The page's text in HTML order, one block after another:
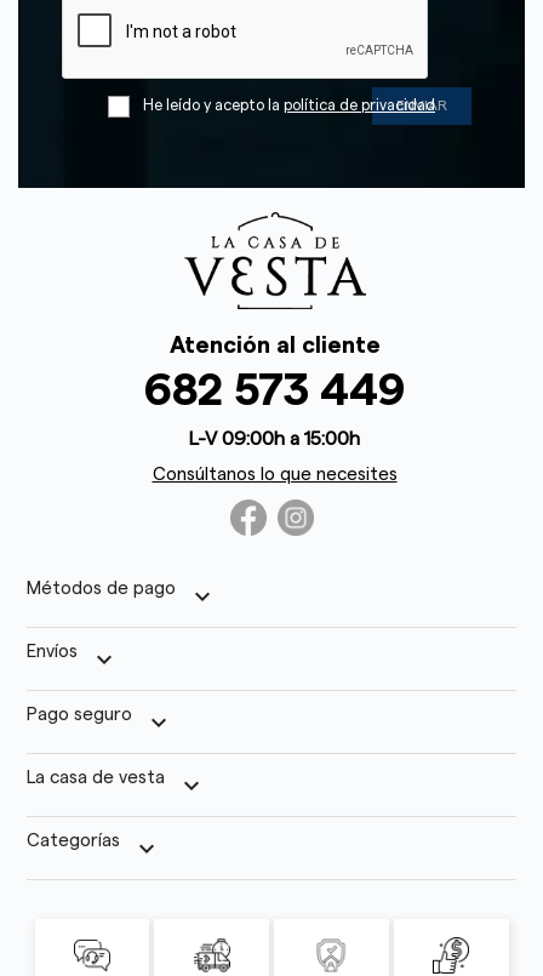
He leído y acepto la política de privacidad
Atención al cliente
682 573 449
L-V 09:00h a 15:00h
Consúltanos lo que necesites
Métodos de pago keyboard_arrow_down
Envíos keyboard_arrow_down
Pago seguro keyboard_arrow_down
La casa de vesta keyboard_arrow_down
Categorías keyboard_arrow_down